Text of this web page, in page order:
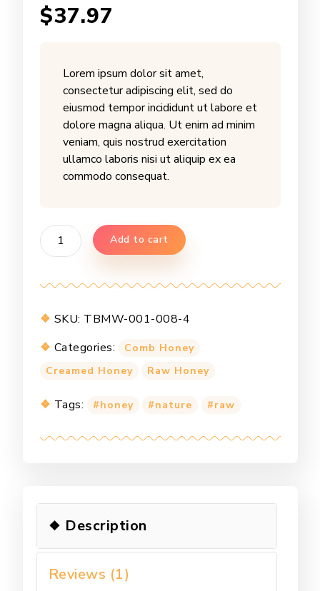
out of 5
based on
$37.97
Lorem ipsum dolor sit amet,
consectetur adipiscing elit, sed do
eiusmod tempor incididunt ut labore et
dolore magna aliqua. Ut enim ad minim
veniam, quis nostrud exercitation
ullamco laboris nisi ut aliquip ex ea
commodo consequat.
Flavored
Creamy
Honey
Add to cart
SKU: TBMW-001-008-4
Categories:
Comb Honey
Creamed Honey
Raw Honey
Tags: honey nature raw
Description
Reviews (1)